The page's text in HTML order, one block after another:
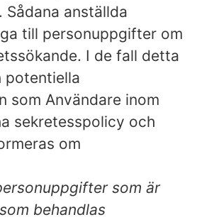
Sådana anställda
till personuppgifter om
I de fall detta
potentiella
som Användare inom
sekretesspolicy och
om
som är
behandlas